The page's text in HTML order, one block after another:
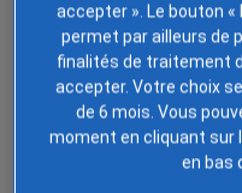
Contrairement à ce que
bébé se forme bien
laisse des marques
des liens avec leur
la grossesse. Honorer ce
l’importance de cette
accepter ». Le bouton
permet par ailleurs de
finalités de traitement
accepter. Votre choix
de 6 mois. Vous
moment en cliquant sur
en bas